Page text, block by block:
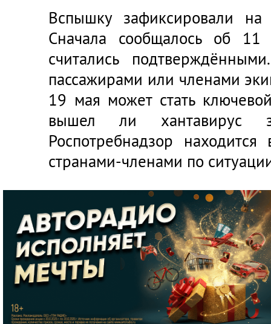
Вспышку зафиксировали
Сначала сообщалось об 11
считались
пассажирами или членами
19 мая может стать
вышел ли хантавирус
Роспотребнадзор
странами-членами по